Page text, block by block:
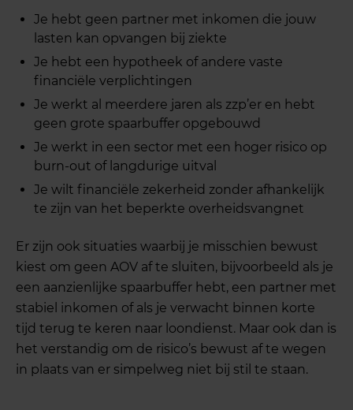
Je hebt geen partner met inkomen die jouw
lasten kan opvangen bij ziekte
Je hebt een hypotheek of andere vaste
financiële verplichtingen
Je werkt al meerdere jaren als zzp’er en hebt
geen grote spaarbuffer opgebouwd
Je werkt in een sector met een hoger risico op
burn-out of langdurige uitval
Je wilt financiële zekerheid zonder afhankelijk
te zijn van het beperkte overheidsvangnet
Er zijn ook situaties waarbij je misschien bewust
kiest om geen AOV af te sluiten, bijvoorbeeld als je
een aanzienlijke spaarbuffer hebt, een partner met
stabiel inkomen of als je verwacht binnen korte
tijd terug te keren naar loondienst. Maar ook dan is
het verstandig om de risico’s bewust af te wegen
in plaats van er simpelweg niet bij stil te staan.